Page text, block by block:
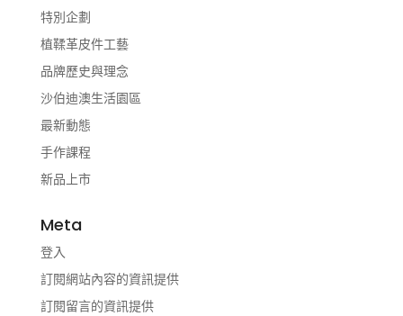
特別企劃
植鞣革皮件工藝
品牌歷史與理念
沙伯迪澳生活園區
最新動態
手作課程
新品上市
Meta
登入
訂閱網站內容的資訊提供
訂閱留言的資訊提供